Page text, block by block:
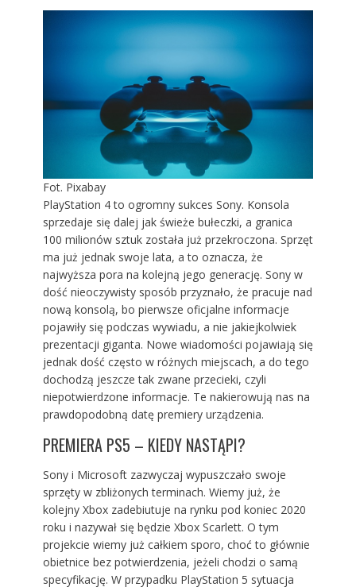
Fot. Pixabay
PlayStation 4 to ogromny sukces Sony. Konsola
sprzedaje się dalej jak świeże bułeczki, a granica
100 milionów sztuk została już przekroczona. Sprzęt
ma już jednak swoje lata, a to oznacza, że
najwyższa pora na kolejną jego generację. Sony w
dość nieoczywisty sposób przyznało, że pracuje nad
nową konsolą, bo pierwsze oficjalne informacje
pojawiły się podczas wywiadu, a nie jakiejkolwiek
prezentacji giganta. Nowe wiadomości pojawiają się
jednak dość często w różnych miejscach, a do tego
dochodzą jeszcze tak zwane przecieki, czyli
niepotwierdzone informacje. Te nakierowują nas na
prawdopodobną datę premiery urządzenia.
PREMIERA PS5 – KIEDY NASTĄPI?
Sony i Microsoft zazwyczaj wypuszczało swoje
sprzęty w zbliżonych terminach. Wiemy już, że
kolejny Xbox zadebiutuje na rynku pod koniec 2020
roku i nazywał się będzie Xbox Scarlett. O tym
projekcie wiemy już całkiem sporo, choć to głównie
obietnice bez potwierdzenia, jeżeli chodzi o samą
specyfikację. W przypadku PlayStation 5 sytuacja